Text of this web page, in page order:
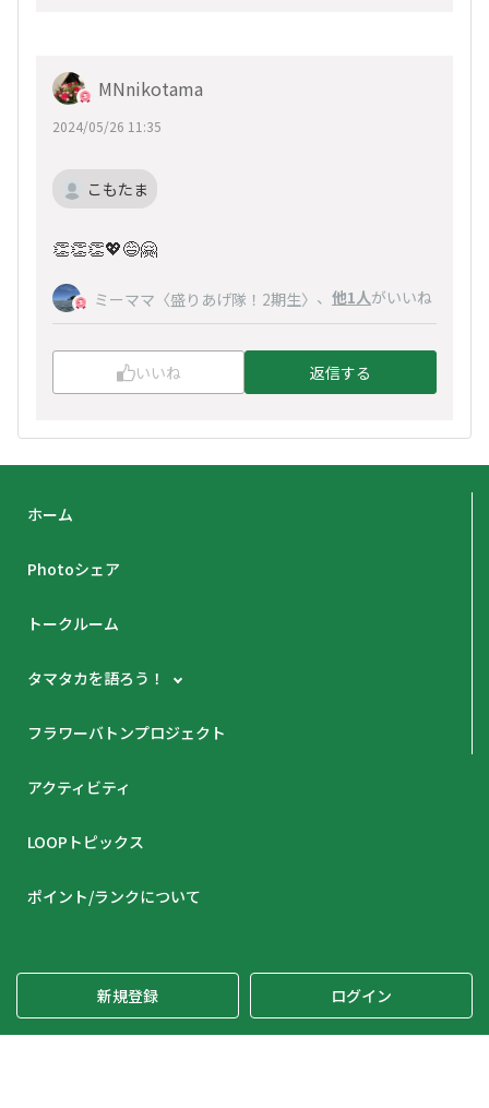
MNnikotama
2024/05/26 11:35
こもたま
👏👏👏💖😅🤗
ミーママ〈盛りあげ隊！2期生〉 、 他1人がいいね
いいね 返信する
ホーム
Photoシェア
トークルーム
タマタカを語ろう！
フラワーバトンプロジェクト
アクティビティ
LOOPトピックス
ポイント/ランクについて
新規登録 ログイン